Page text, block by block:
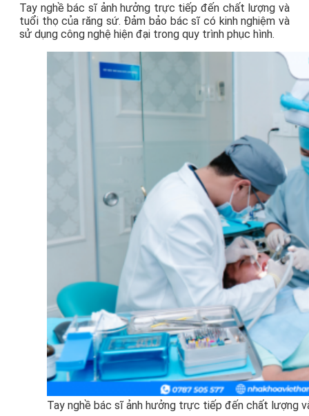
Tay nghề bác sĩ ảnh hưởng trực tiếp đến chất lượng và
tuổi thọ của răng sứ. Đảm bảo bác sĩ có kinh nghiệm và
sử dụng công nghệ hiện đại trong quy trình phục hình.
Tay nghề bác sĩ ảnh hưởng trực tiếp đến chất lượng